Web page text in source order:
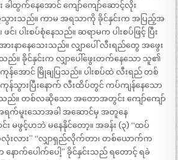
ခါထွက်နေအောင် ကျော်ကျော်ဆောင့်လိုး
သွားသည်။ ကာမ အရသာကို ခိုင်နှင်းက အပြည့်အ
၊ ပါးစပ်စုံနေသည်။ ဆရာမက ပါးစပ်ဖြင့် ပြီး
အားနာနေသေးသည်။ လျှာပေါ် လီးရည်တွေ အဖွေး
ည်။ ခိုင်နှင်းက လျှာပေါ်ဖွေးတက်နေသော သူ၏
ာင် မြိုချပြသည်။ ပါးစပ်ထဲ လီးရည် တစ်
န်သွားပြီးနောက် လီးထိပ်တွင် ကပ်ကျန်နေသော
ည်။ တစ်လဆိုသော အတောအတွင်း ကျော်ကျော်
က်မူးသောအခါ အဆောင်မှ အတူနေ
မဖွင့်ဟဘဲ မနေနိုင်တော့။ အခန်း (၃) “ထပ်
က်လုံးလား” “လျှာရှည်လိုက်တာ၊ တစ်ယောက်က
ောက်ပေါက်ပေါ့” ခိုင်နှင်းသည် ရတောင့် ရခဲ